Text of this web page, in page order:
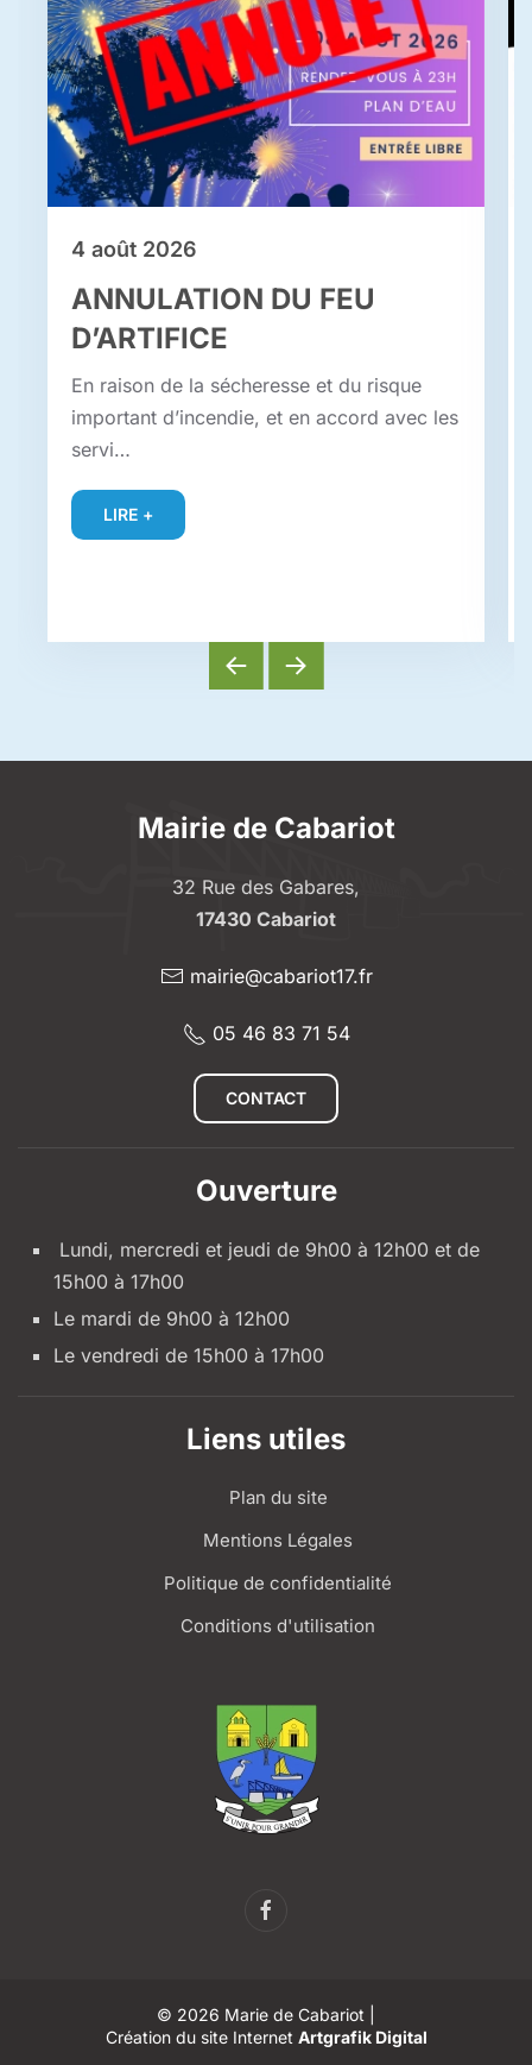
4 août 2026
ANNULATION DU FEU
D’ARTIFICE
En raison de la sécheresse et du risque
important d’incendie, et en accord avec les
servi…
LIRE +
Mairie de Cabariot
32 Rue des Gabares,
17430 Cabariot
mairie@cabariot17.fr
05 46 83 71 54
CONTACT
Ouverture
Lundi, mercredi et jeudi de 9h00 à 12h00 et de
15h00 à 17h00
Le mardi de 9h00 à 12h00
Le vendredi de 15h00 à 17h00
Liens utiles
Plan du site
Mentions Légales
Politique de confidentialité
Conditions d'utilisation
© 2026 Marie de Cabariot |
Création du site Internet Artgrafik Digital